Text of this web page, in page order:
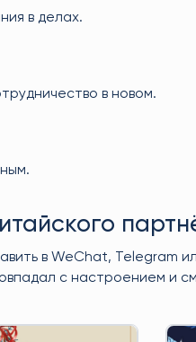
в делах.
в новом.
в WeChat, Telegram
с настроением и